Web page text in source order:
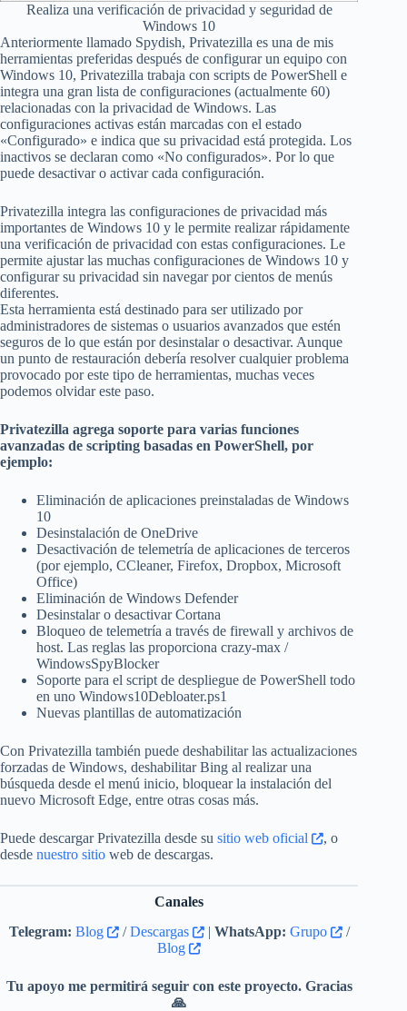
Realiza una verificación de privacidad y seguridad de
Windows 10
Anteriormente llamado Spydish, Privatezilla es una de mis
herramientas preferidas después de configurar un equipo con
Windows 10, Privatezilla trabaja con scripts de PowerShell e
integra una gran lista de configuraciones (actualmente 60)
relacionadas con la privacidad de Windows. Las
configuraciones activas están marcadas con el estado
«Configurado» e indica que su privacidad está protegida. Los
inactivos se declaran como «No configurados». Por lo que
puede desactivar o activar cada configuración.
Privatezilla integra las configuraciones de privacidad más
importantes de Windows 10 y le permite realizar rápidamente
una verificación de privacidad con estas configuraciones. Le
permite ajustar las muchas configuraciones de Windows 10 y
configurar su privacidad sin navegar por cientos de menús
diferentes.
Esta herramienta está destinado para ser utilizado por
administradores de sistemas o usuarios avanzados que estén
seguros de lo que están por desinstalar o desactivar. Aunque
un punto de restauración debería resolver cualquier problema
provocado por este tipo de herramientas, muchas veces
podemos olvidar este paso.
Privatezilla agrega soporte para varias funciones
avanzadas de scripting basadas en PowerShell, por
ejemplo:
Eliminación de aplicaciones preinstaladas de Windows
10
Desinstalación de OneDrive
Desactivación de telemetría de aplicaciones de terceros
(por ejemplo, CCleaner, Firefox, Dropbox, Microsoft
Office)
Eliminación de Windows Defender
Desinstalar o desactivar Cortana
Bloqueo de telemetría a través de firewall y archivos de
host. Las reglas las proporciona crazy-max /
WindowsSpyBlocker
Soporte para el script de despliegue de PowerShell todo
en uno Windows10Debloater.ps1
Nuevas plantillas de automatización
Con Privatezilla también puede deshabilitar las actualizaciones
forzadas de Windows, deshabilitar Bing al realizar una
búsqueda desde el menú inicio, bloquear la instalación del
nuevo Microsoft Edge, entre otras cosas más.
Puede descargar Privatezilla desde su sitio web oficial
, o
desde nuestro sitio web de descargas.
Canales
Telegram: Blog /Descargas | WhatsApp: Grupo
/
Blog
Tu apoyo me permitirá seguir con este proyecto. Gracias
🙏